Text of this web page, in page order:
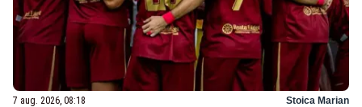
7 aug. 2026, 08:18 Stoica Marian